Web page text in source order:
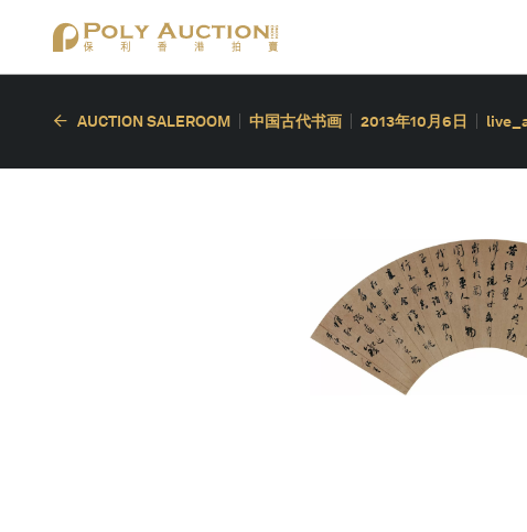
AUCTION SALEROOM 中国古代书画 2013年10月6日